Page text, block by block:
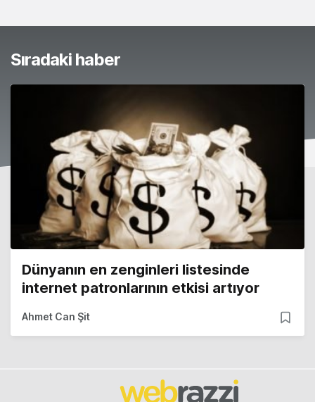
Sıradaki haber
Dünyanın en zenginleri listesinde
internet patronlarının etkisi artıyor
Ahmet Can Şit